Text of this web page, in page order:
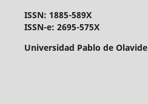
ISSN: 1885-589X
ISSN-e: 2695-575X
Universidad Pablo de Olavide